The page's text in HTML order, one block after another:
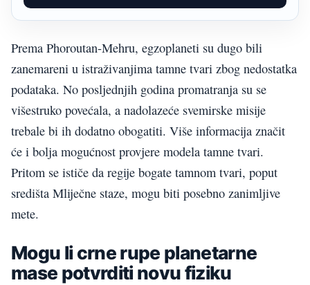
Prema Phoroutan-Mehru, egzoplaneti su dugo bili
zanemareni u istraživanjima tamne tvari zbog nedostatka
podataka. No posljednjih godina promatranja su se
višestruko povećala, a nadolazeće svemirske misije
trebale bi ih dodatno obogatiti. Više informacija značit
će i bolja mogućnost provjere modela tamne tvari.
Pritom se ističe da regije bogate tamnom tvari, poput
središta Mliječne staze, mogu biti posebno zanimljive
mete.
Mogu li crne rupe planetarne
mase potvrditi novu fiziku